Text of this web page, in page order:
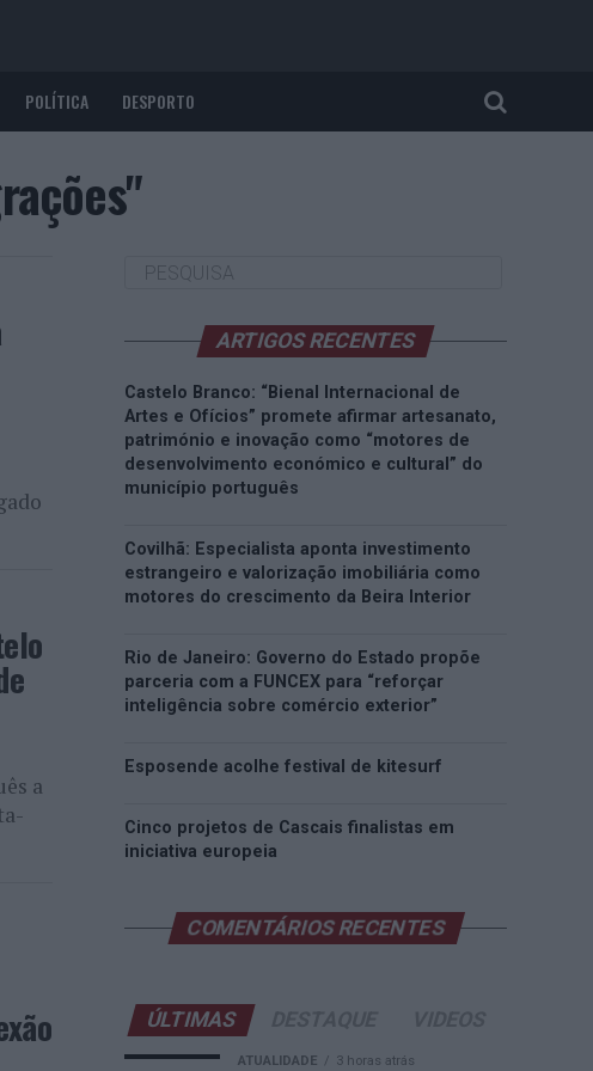
POLÍTICA DESPORTO
a
ARTIGOS RECENTES
Castelo Branco: “Bienal Internacional de
Artes e Ofícios” promete afirmar artesanato,
património e inovação como “motores de
desenvolvimento económico e cultural” do
município português
Covilhã: Especialista aponta investimento
estrangeiro e valorização imobiliária como
motores do crescimento da Beira Interior
Rio de Janeiro: Governo do Estado propõe
parceria com a FUNCEX para “reforçar
inteligência sobre comércio exterior”
Esposende acolhe festival de kitesurf
Cinco projetos de Cascais finalistas em
iniciativa europeia
COMENTÁRIOS RECENTES
ÚLTIMAS
ATUALIDADE 3 horas atrás